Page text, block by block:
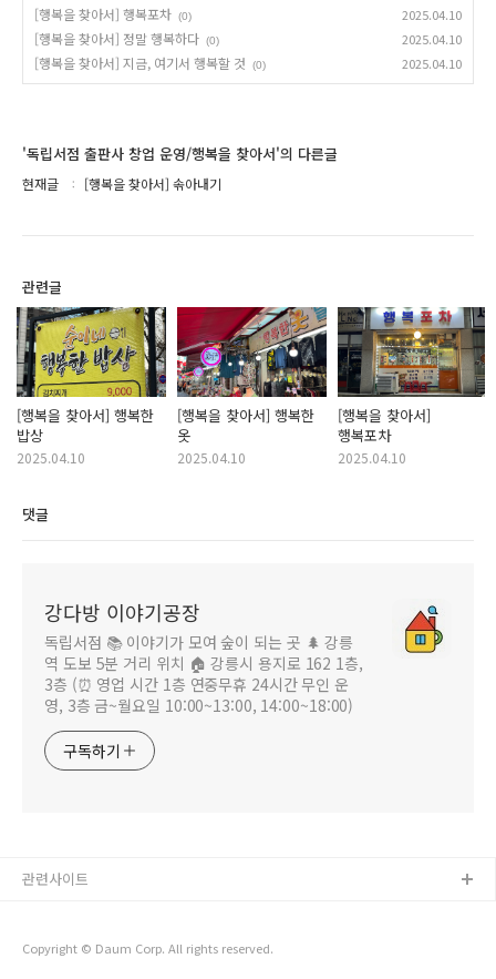
[행복을 찾아서] 행복포차 (0) 2025.04.10
[행복을 찾아서] 정말 행복하다 (0) 2025.04.10
[행복을 찾아서] 지금, 여기서 행복할 것 (0) 2025.04.10
'독립서점 출판사 창업 운영/행복을 찾아서'의 다른글
현재글 [행복을 찾아서] 솎아내기
관련글
[행복을 찾아서] 행복한
밥상
2025.04.10
[행복을 찾아서] 행복한
옷
2025.04.10
[행복을 찾아서]
행복포차
2025.04.10
댓글
강다방 이야기공장
독립서점 📚 이야기가 모여 숲이 되는 곳 🌲 강릉
역 도보 5분 거리 위치 🏠 강릉시 용지로 162 1층,
3층 (⏰ 영업 시간 1층 연중무휴 24시간 무인 운
영, 3층 금~월요일 10:00~13:00, 14:00~18:00)
구독하기
Copyright © Daum Corp. All rights reserved.
관련사이트